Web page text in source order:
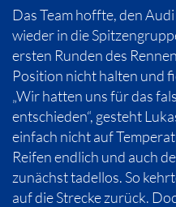
Das Team hoffte, den
wieder in die
ersten Runden des
Position nicht halten und
„Wir hatten uns für das
entschieden“, gesteht
einfach nicht auf
Reifen endlich und auch
zunächst tadellos. So
auf die Strecke zurück.